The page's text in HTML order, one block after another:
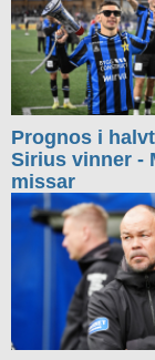
Prognos i
Sirius vinner -
missar